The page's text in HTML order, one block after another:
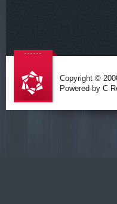
Проект
Copyright ©
Powered by C